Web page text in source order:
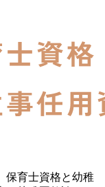
保育士資格と幼稚